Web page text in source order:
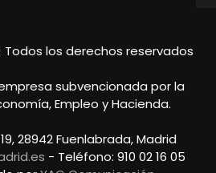
Todos los derechos reservados
empresa subvencionada por la
Empleo y Hacienda.
28942 Fuenlabrada, Madrid
- Teléfono: 910 02 16 05